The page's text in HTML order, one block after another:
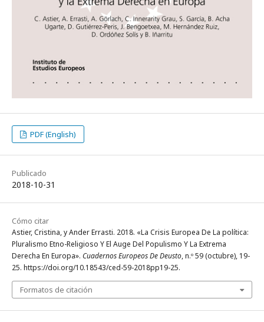
PDF (English)
Publicado
2018-10-31
Cómo citar
Astier, Cristina, y Ander Errasti. 2018. «La Crisis Europea De La política:
Pluralismo Etno-Religioso Y El Auge Del Populismo Y La Extrema
Derecha En Europa». Cuadernos Europeos De Deusto, n.º 59 (octubre), 19-
25. https://doi.org/10.18543/ced-59-2018pp19-25.
Formatos de citación